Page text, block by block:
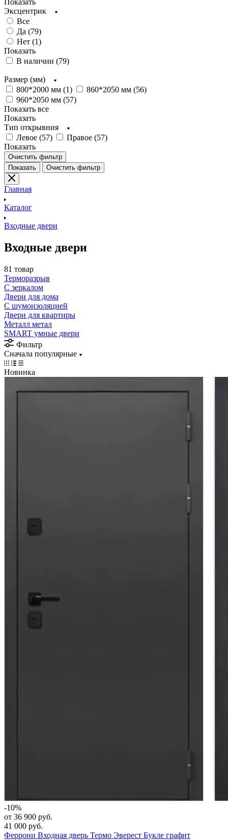
Показать
Эксцентрик
Все
Да (79)
Нет (1)
Показать
В наличии (79)
Размер (мм)
800*2000 мм (1) 860*2050 мм (56)
960*2050 мм (57)
Показать все
Показать
Тип открывния
Левое (57) Правое (57)
Показать
Очистить фильтр
Показать
Очистить фильтр
Главная
Каталог
Входные двери
Входные двери
81 товар
Терморазрыв
С зеркалом
Двери для дома
С шумоизоляцией
Двери для квартиры
Металл метал
SMART умные двери
Фильтр
Сначала популярные
Новинка
-10%
от 36 900 руб.
41 000 руб.
Феррони Входная дверь Термо Эверест Букле графит